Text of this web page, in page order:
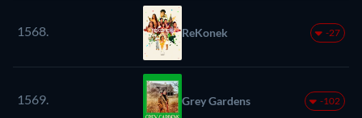
1568. ReKonek -27
1569. Grey Gardens -102